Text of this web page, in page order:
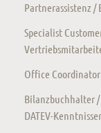
Partnerassistenz /
Specialist
Office
Bilanzbuchhalter
DATEV-